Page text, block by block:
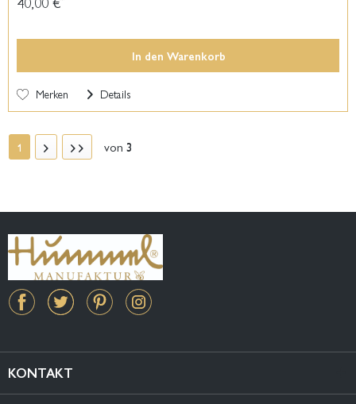
In den Warenkorb
Merken Details
1 von 3
KONTAKT